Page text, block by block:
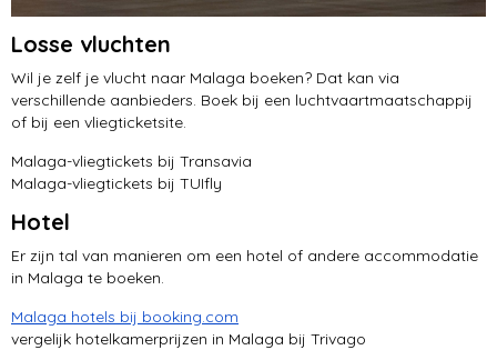
Losse vluchten
Wil je zelf je vlucht naar Malaga boeken? Dat kan via
verschillende aanbieders. Boek bij een luchtvaartmaatschappij
of bij een vliegticketsite.
Malaga-vliegtickets bij Transavia
Malaga-vliegtickets bij TUIfly
Hotel
Er zijn tal van manieren om een hotel of andere accommodatie
in Malaga te boeken.
Malaga hotels bij booking.com
vergelijk hotelkamerprijzen in Malaga bij Trivago